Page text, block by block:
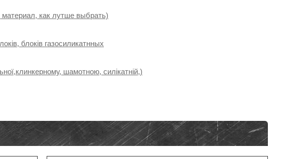
как лутше выбрать)
блоків газосиликатнных
шамотною, силікатній,)